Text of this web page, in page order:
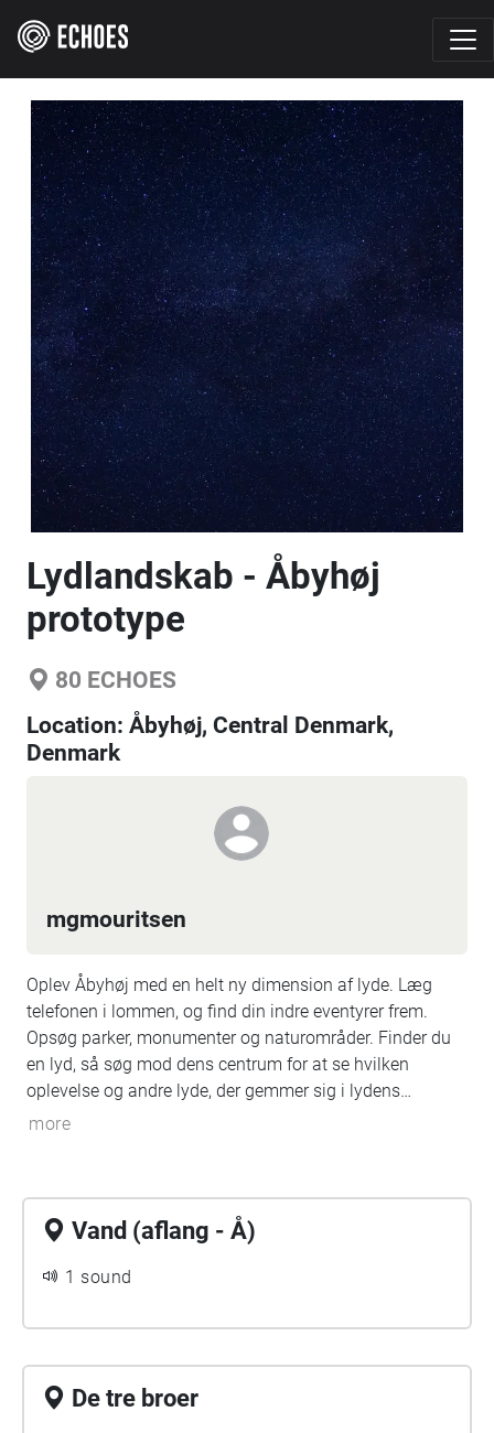
Lydlandskab - Åbyhøj
prototype
80 ECHOES
Location: Åbyhøj, Central Denmark,
Denmark
mgmouritsen
Oplev Åbyhøj med en helt ny dimension af lyde. Læg
telefonen i lommen, og find din indre eventyrer frem.
Opsøg parker, monumenter og naturområder. Finder du
en lyd, så søg mod dens centrum for at se hvilken
oplevelse og andre lyde, der gemmer sig i lydens
centrum.
more
Vand (aflang - Å)
1 sound
De tre broer